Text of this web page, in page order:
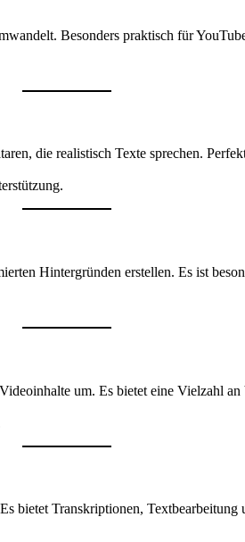
Besonders praktisch für
die realistisch Texte sprechen.
Hintergründen erstellen. Es ist
um. Es bietet eine Vielzahl
Transkriptionen,